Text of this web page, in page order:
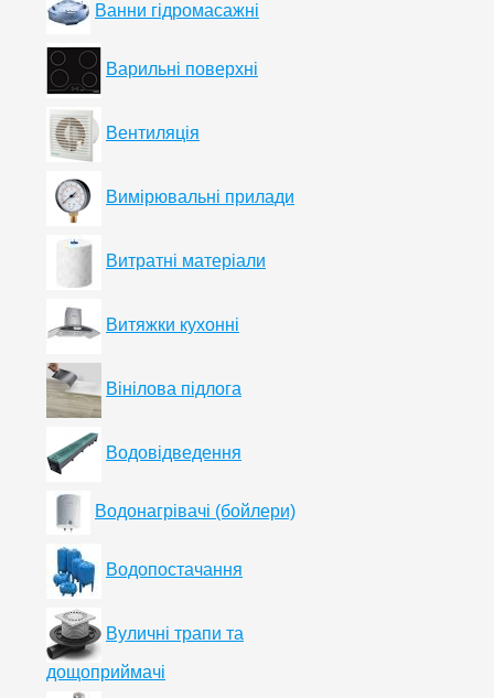
Ванни гідромасажні
Варильні поверхні
Вентиляція
Вимірювальні прилади
Витратні матеріали
Витяжки кухонні
Вінілова підлога
Водовідведення
Водонагрівачі (бойлери)
Водопостачання
Вуличні трапи та
дощоприймачі